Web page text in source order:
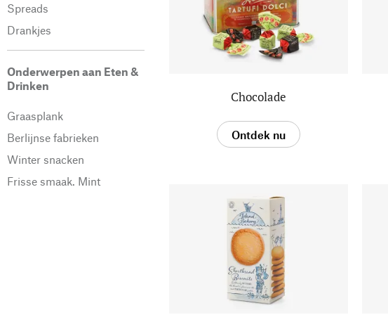
Spreads
Drankjes
Onderwerpen aan Eten &
Drinken
Graasplank
Berlijnse fabrieken
Winter snacken
Frisse smaak. Mint
Chocolade
Ontdek nu